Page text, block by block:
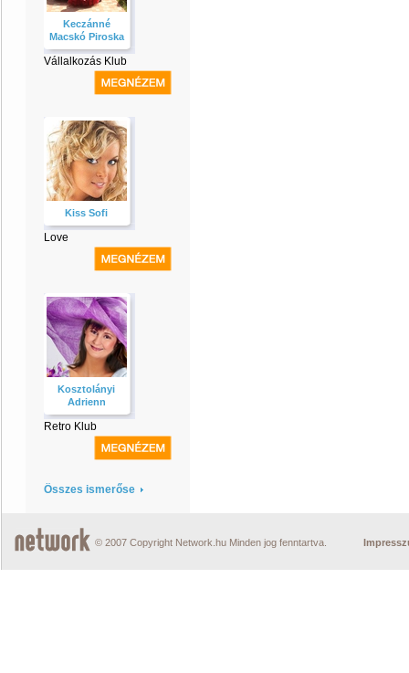
Keczánné
Macskó Piroska
Vállalkozás Klub
Kiss Sofi
Love
Kosztolányi
Adrienn
Retro Klub
Összes ismerőse
© 2007 Copyright Network.hu Minden jog fenntartva.